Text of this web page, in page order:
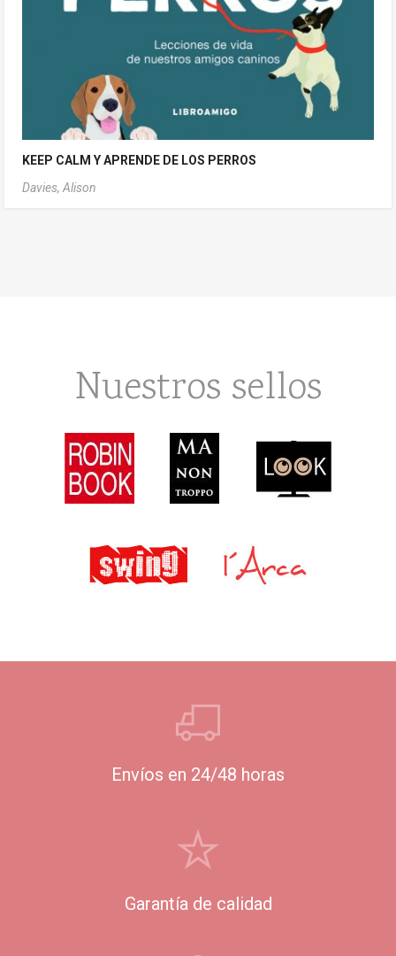
KEEP CALM Y APRENDE DE LOS PERROS
Davies, Alison
Nuestros sellos
Envíos en 24/48 horas
Garantía de calidad